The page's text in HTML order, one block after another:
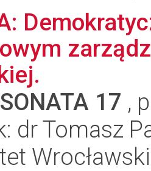
SONATA 17 ,
dr Tomasz